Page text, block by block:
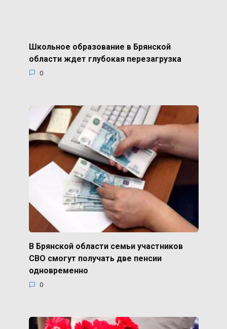
Школьное образование в Брянской
области ждет глубокая перезагрузка
0
В Брянской области семьи участников
СВО смогут получать две пенсии
одновременно
0